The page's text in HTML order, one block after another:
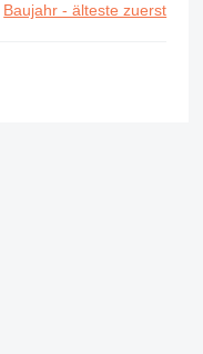
Baujahr - älteste zuerst